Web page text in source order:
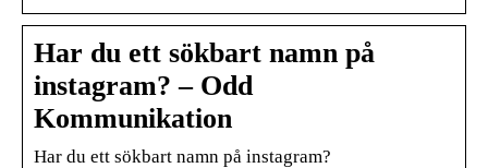
Har du ett sökbart namn på
instagram? – Odd
Kommunikation
Har du ett sökbart namn på instagram?